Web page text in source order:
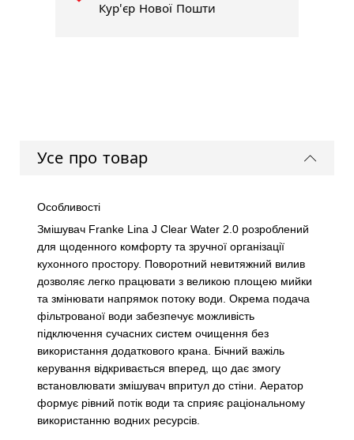
Кур'єр Нової Пошти
Усе про товар
Особливості
Змішувач Franke Lina J Clear Water 2.0 розроблений
для щоденного комфорту та зручної організації
кухонного простору. Поворотний невитяжний вилив
дозволяє легко працювати з великою площею мийки
та змінювати напрямок потоку води. Окрема подача
фільтрованої води забезпечує можливість
підключення сучасних систем очищення без
використання додаткового крана. Бічний важіль
керування відкривається вперед, що дає змогу
встановлювати змішувач впритул до стіни. Аератор
формує рівний потік води та сприяє раціональному
використанню водних ресурсів.